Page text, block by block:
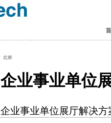
企业事业单位
企业事业单位展厅解决方